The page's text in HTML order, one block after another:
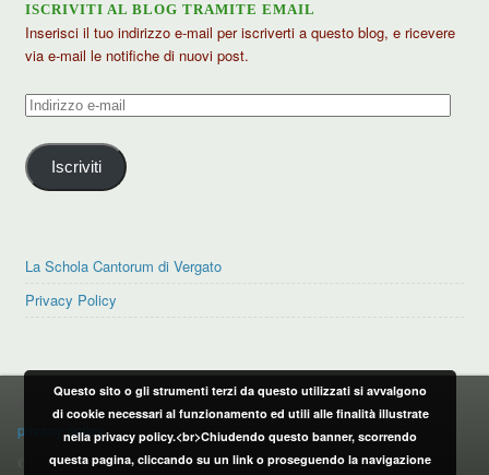
ISCRIVITI AL BLOG TRAMITE EMAIL
Inserisci il tuo indirizzo e-mail per iscriverti a questo blog, e ricevere
via e-mail le notifiche di nuovi post.
Indirizzo
mail
Iscriviti
La Schola Cantorum di Vergato
Privacy Policy
PRIVACY POLICY
privacy policy
CONTATTI:
Questo sito o gli strumenti terzi da questo utilizzati si avvalgono
di cookie necessari al funzionamento ed utili alle finalità illustrate
nella privacy policy.<br>Chiudendo questo banner, scorrendo
questa pagina, cliccando su un link o proseguendo la navigazione